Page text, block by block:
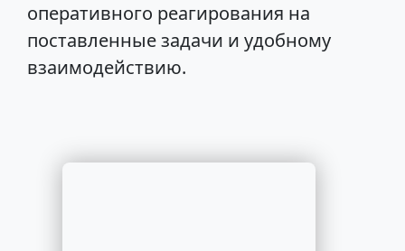
оперативного реагирования на
поставленные задачи и удобному
взаимодействию.